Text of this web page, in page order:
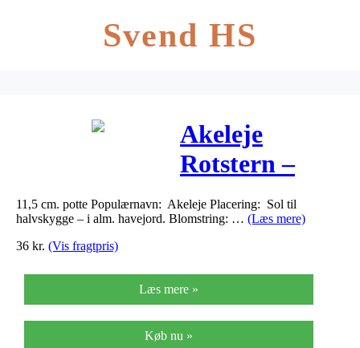
Svend HS
Akeleje
Rotstern –
Aquilegia
caerulea
11,5 cm. potte Populærnavn: Akeleje Placering: Sol til
halvskygge – i alm. havejord. Blomstring: … (Læs mere)
36 kr. (Vis fragtpris)
Læs mere »
Køb nu »